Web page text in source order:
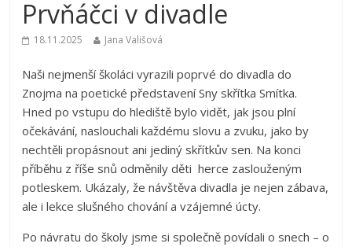
Prvňáčci v divadle
18.11.2025 Jana Vališová
Naši nejmenší školáci vyrazili poprvé do divadla do
Znojma na poetické představení Sny skřítka Smítka.
Hned po vstupu do hlediště bylo vidět, jak jsou plní
očekávání, naslouchali každému slovu a zvuku, jako by
nechtěli propásnout ani jediný skřítkův sen. Na konci
příběhu z říše snů odměnily děti herce zaslouženým
potleskem. Ukázaly, že návštěva divadla je nejen zábava,
ale i lekce slušného chování a vzájemné úcty.
Po návratu do školy jsme si společně povídali o snech – o